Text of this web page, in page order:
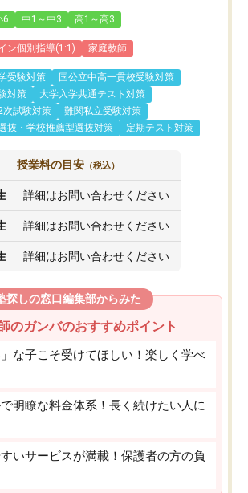
6 中1～中3 高1～高3
ン個別指導(1:1) 家庭教師
受験対策
国公立中高一貫校受験対策
対策
大学入学共通テスト対策
次試験対策
難関私立受験対策
抜・学校推薦型選抜対策
定期テスト対策
授業料の目安 （税込）
詳細はお問い合わせください
詳細はお問い合わせください
詳細はお問い合わせください
探しの窓口編集部からみた
のガンバのおすすめポイント
」な子こそ受けてほしい！楽しく学べ
明瞭な料金体系！長く続けたい人に
いサービスが満載！保護者の方の負